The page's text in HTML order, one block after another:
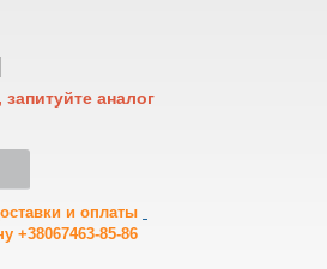
аналог
и оплаты
+38067463-85-86